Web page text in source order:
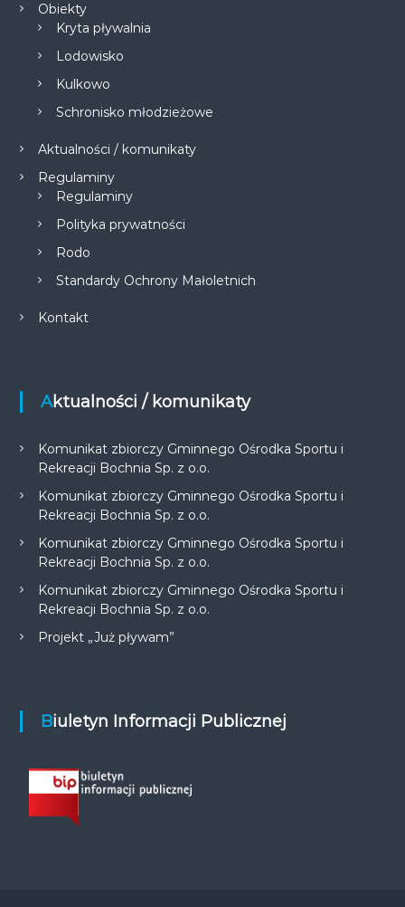
Obiekty
Kryta pływalnia
Lodowisko
Kulkowo
Schronisko młodzieżowe
Aktualności / komunikaty
Regulaminy
Regulaminy
Polityka prywatności
Rodo
Standardy Ochrony Małoletnich
Kontakt
Aktualności / komunikaty
Komunikat zbiorczy Gminnego Ośrodka Sportu i
Rekreacji Bochnia Sp. z o.o.
Komunikat zbiorczy Gminnego Ośrodka Sportu i
Rekreacji Bochnia Sp. z o.o.
Komunikat zbiorczy Gminnego Ośrodka Sportu i
Rekreacji Bochnia Sp. z o.o.
Komunikat zbiorczy Gminnego Ośrodka Sportu i
Rekreacji Bochnia Sp. z o.o.
Projekt „Już pływam”
Biuletyn Informacji Publicznej